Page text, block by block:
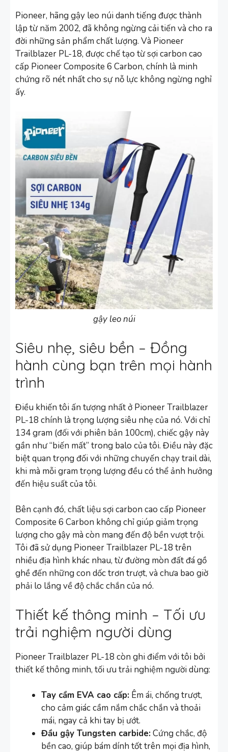
Pioneer, hãng gậy leo núi danh tiếng được thành
lập từ năm 2002, đã không ngừng cải tiến và cho ra
đời những sản phẩm chất lượng. Và Pioneer
Trailblazer PL-18, được chế tạo từ sợi carbon cao
cấp Pioneer Composite 6 Carbon, chính là minh
chứng rõ nét nhất cho sự nỗ lực không ngừng nghỉ
ấy.
gậy leo núi
Siêu nhẹ, siêu bền – Đồng
hành cùng bạn trên mọi hành
trình
Điều khiến tôi ấn tượng nhất ở Pioneer Trailblazer
PL-18 chính là trọng lượng siêu nhẹ của nó. Với chỉ
134 gram (đối với phiên bản 100cm), chiếc gậy này
gần như “biến mất” trong balo của tôi. Điều này đặc
biệt quan trọng đối với những chuyến chạy trail dài,
khi mà mỗi gram trọng lượng đều có thể ảnh hưởng
đến hiệu suất của tôi.
Bên cạnh đó, chất liệu sợi carbon cao cấp Pioneer
Composite 6 Carbon không chỉ giúp giảm trọng
lượng cho gậy mà còn mang đến độ bền vượt trội.
Tôi đã sử dụng Pioneer Trailblazer PL-18 trên
nhiều địa hình khác nhau, từ đường mòn đất đá gồ
ghề đến những con dốc trơn trượt, và chưa bao giờ
phải lo lắng về độ chắc chắn của nó.
Thiết kế thông minh – Tối ưu
trải nghiệm người dùng
Pioneer Trailblazer PL-18 còn ghi điểm với tôi bởi
thiết kế thông minh, tối ưu trải nghiệm người dùng:
Tay cầm EVA cao cấp: Êm ái, chống trượt,
cho cảm giác cầm nắm chắc chắn và thoải
mái, ngay cả khi tay bị ướt.
Đầu gậy Tungsten carbide:Cứng chắc, độ
bền cao, giúp bám dính tốt trên mọi địa hình,